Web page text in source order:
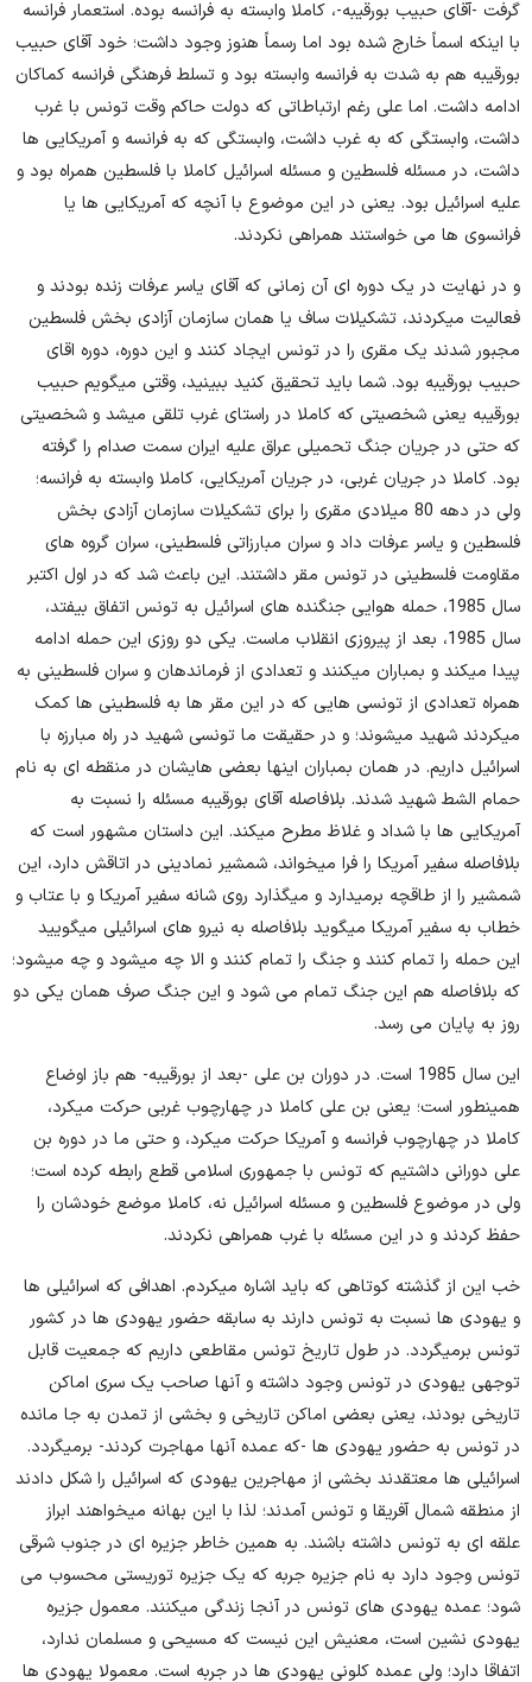
گرفت -آقای حبیب بورقیبه-، کاملا وابسته به فرانسه بوده. استعمار فرانسه
با اینکه اسماً خارج شده بود اما رسماً هنوز وجود داشت؛ خود آقای حبیب
بورقیبه هم به شدت به فرانسه وابسته بود و تسلط فرهنگی فرانسه کماکان
ادامه داشت. اما علی رغم ارتباطاتی که دولت حاکم وقت تونس با غرب
داشت، وابستگی که به غرب داشت، وابستگی که به فرانسه و آمریکایی ها
داشت، در مسئله فلسطین و مسئله اسرائیل کاملا با فلسطین همراه بود و
علیه اسرائیل بود. یعنی در این موضوع با آنچه که آمریکایی ها یا
فرانسوی ها می خواستند همراهی نکردند.
و در نهایت در یک دوره ای آن زمانی که آقای یاسر عرفات زنده بودند و
فعالیت میکردند، تشکیلات ساف یا همان سازمان آزادی بخش فلسطین
مجبور شدند یک مقری را در تونس ایجاد کنند و این دوره، دوره اقای
حبیب بورقیبه بود. شما باید تحقیق کنید ببینید، وقتی میگویم حبیب
بورقیبه یعنی شخصیتی که کاملا در راستای غرب تلقی میشد و شخصیتی
که حتی در جریان جنگ تحمیلی عراق علیه ایران سمت صدام را گرفته
بود. کاملا در جریان غربی، در جریان آمریکایی، کاملا وابسته به فرانسه؛
ولی در دهه 80 میلادی مقری را برای تشکیلات سازمان آزادی بخش
فلسطین و یاسر عرفات داد و سران مبارزاتی فلسطینی، سران گروه های
مقاومت فلسطینی در تونس مقر داشتند. این باعث شد که در اول اکتبر
سال 1985، حمله هوایی جنگنده های اسرائیل به تونس اتفاق بیفتد،
سال 1985، بعد از پیروزی انقلاب ماست. یکی دو روزی این حمله ادامه
پیدا میکند و بمباران میکنند و تعدادی از فرماندهان و سران فلسطینی به
همراه تعدادی از تونسی هایی که در این مقر ها به فلسطینی ها کمک
میکردند شهید میشوند؛ و در حقیقت ما تونسی شهید در راه مبارزه با
اسرائیل داریم. در همان بمباران اینها بعضی هایشان در منقطه ای به نام
حمام الشط شهید شدند. بلافاصله آقای بورقیبه مسئله را نسبت به
آمریکایی ها با شداد و غلاظ مطرح میکند. این داستان مشهور است که
بلافاصله سفیر آمریکا را فرا میخواند، شمشیر نمادینی در اتاقش دارد، این
شمشیر را از طاقچه برمیدارد و میگذارد روی شانه سفیر آمریکا و با عتاب و
خطاب به سفیر آمریکا میگوید بلافاصله به نیرو های اسرائیلی میگویید
این حمله را تمام کنند و جنگ را تمام کنند و الا چه میشود و چه میشود؛
که بلافاصله هم این جنگ تمام می شود و این جنگ صرف همان یکی دو
روز به پایان می رسد.
این سال 1985 است. در دوران بن علی -بعد از بورقیبه- هم باز اوضاع
همینطور است؛ یعنی بن علی کاملا در چهارچوب غربی حرکت میکرد،
کاملا در چهارچوب فرانسه و آمریکا حرکت میکرد، و حتی ما در دوره بن
علی دورانی داشتیم که تونس با جمهوری اسلامی قطع رابطه کرده است؛
ولی در موضوع فلسطین و مسئله اسرائیل نه، کاملا موضع خودشان را
حفظ کردند و در این مسئله با غرب همراهی نکردند.
خب این از گذشته کوتاهی که باید اشاره میکردم. اهدافی که اسرائیلی ها
و یهودی ها نسبت به تونس دارند به سابقه حضور یهودی ها در کشور
تونس برمیگردد. در طول تاریخ تونس مقاطعی داریم که جمعیت قابل
توجهی یهودی در تونس وجود داشته و آنها صاحب یک سری اماکن
تاریخی بودند، یعنی بعضی اماکن تاریخی و بخشی از تمدن به جا مانده
در تونس به حضور یهودی ها -که عمده آنها مهاجرت کردند- برمیگردد.
اسرائیلی ها معتقدند بخشی از مهاجرین یهودی که اسرائیل را شکل دادند
از منطقه شمال آفریقا و تونس آمدند؛ لذا با این بهانه میخواهند ابراز
علقه ای به تونس داشته باشند. به همین خاطر جزیره ای در جنوب شرقی
تونس وجود دارد به نام جزیره جربه که یک جزیره توریستی محسوب می
شود؛ عمده یهودی های تونس در آنجا زندگی میکنند. معمول جزیره
یهودی نشین است، معنیش این نیست که مسیحی و مسلمان ندارد،
اتفاقا دارد؛ ولی عمده کلونی یهودی ها در جربه است. معمولا یهودی ها